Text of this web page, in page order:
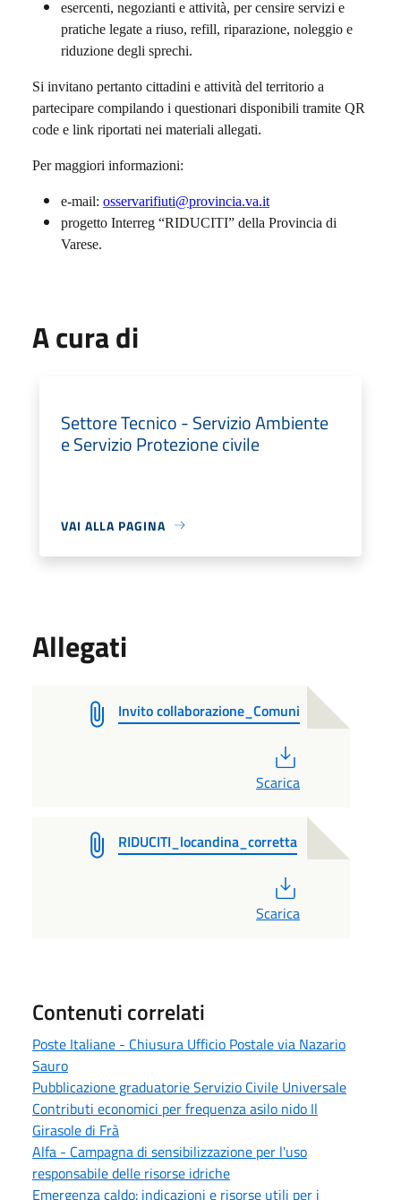
esercenti, negozianti e attività, per censire servizi e
pratiche legate a riuso, refill, riparazione, noleggio e
riduzione degli sprechi.
Si invitano pertanto cittadini e attività del territorio a
partecipare compilando i questionari disponibili tramite QR
code e link riportati nei materiali allegati.
Per maggiori informazioni:
e-mail: osservarifiuti@provincia.va.it
progetto Interreg “RIDUCITI” della Provincia di
Varese.
A cura di
Settore Tecnico - Servizio Ambiente
e Servizio Protezione civile
VAI ALLA PAGINA
Allegati
Invito collaborazione_Comuni
Scarica
RIDUCITI_locandina_corretta
Scarica
Contenuti correlati
Poste Italiane - Chiusura Ufficio Postale via Nazario
Sauro
Pubblicazione graduatorie Servizio Civile Universale
Contributi economici per frequenza asilo nido Il
Girasole di Frà
Alfa - Campagna di sensibilizzazione per l'uso
responsabile delle risorse idriche
Emergenza caldo: indicazioni e risorse utili per i